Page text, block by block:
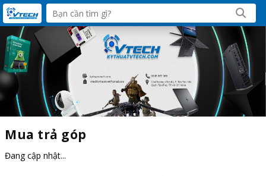
Mua trả góp
Đang cập nhật...